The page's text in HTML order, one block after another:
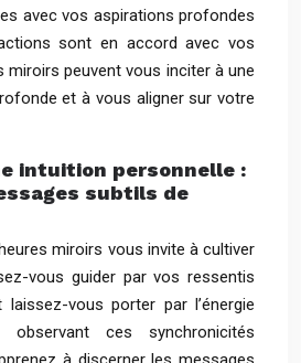
avec vos aspirations profondes
sont en accord avec vos
miroirs peuvent vous inciter à une
et à vous aligner sur votre
intuition personnelle :
subtils de
miroirs vous invite à cultiver
vous guider par vos ressentis
vous porter par l’énergie
ces synchronicités